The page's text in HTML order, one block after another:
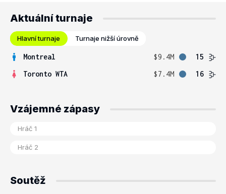
Aktuální turnaje
Hlavní turnaje Turnaje nižší úrovně
Montreal $9.4M
15
Toronto WTA
$7.4M 16
Vzájemné zápasy
Soutěž